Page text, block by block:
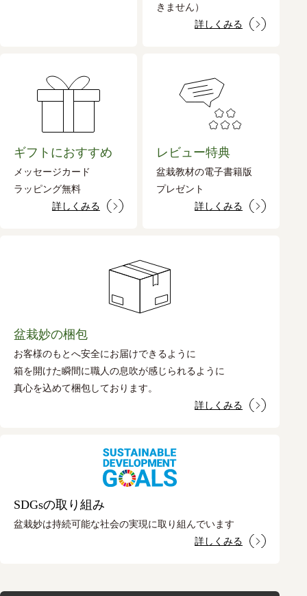
きません）
詳しくみる
ギフトにおすすめ
メッセージカード
ラッピング無料
詳しくみる
レビュー特典
盆栽教材の電子書籍版
プレゼント
詳しくみる
盆栽妙の梱包
お客様のもとへ安全にお届けできるように
箱を開けた瞬間に職人の息吹が感じられるように
真心を込めて梱包しております。
詳しくみる
SDGsの取り組み
盆栽妙は持続可能な社会の実現に取り組んでいます
詳しくみる